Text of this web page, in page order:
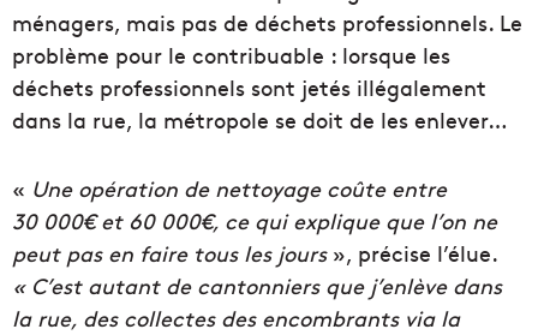
ménagers, mais pas de déchets professionnels. Le
problème pour le contribuable : lorsque les
déchets professionnels sont jetés illégalement
dans la rue, la métropole se doit de les enlever…
« Une opération de nettoyage coûte entre
30 000€ et 60 000€, ce qui explique que l’on ne
peut pas en faire tous les jours», précise l’élue.
« C’est autant de cantonniers que j’enlève dans
la rue, des collectes des encombrants via la